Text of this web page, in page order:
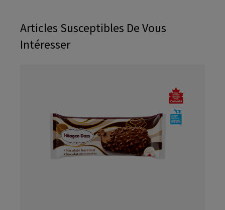
Articles Susceptibles De Vous
Intéresser